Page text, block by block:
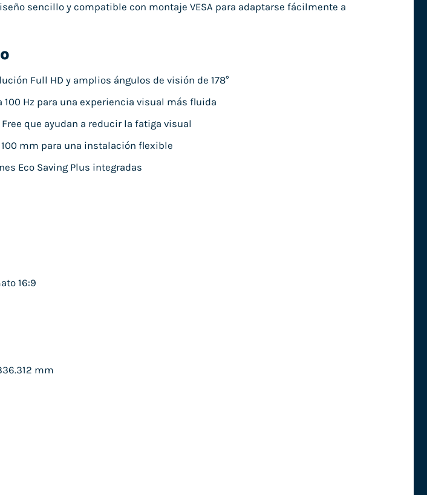
sencillo y compatible con montaje VESA para adaptarse fácilmente a
Full HD y amplios ángulos de visión de 178°
Hz para una experiencia visual más fluida
que ayudan a reducir la fatiga visual
100 mm para una instalación flexible
Eco Saving Plus integradas
16:9
mm